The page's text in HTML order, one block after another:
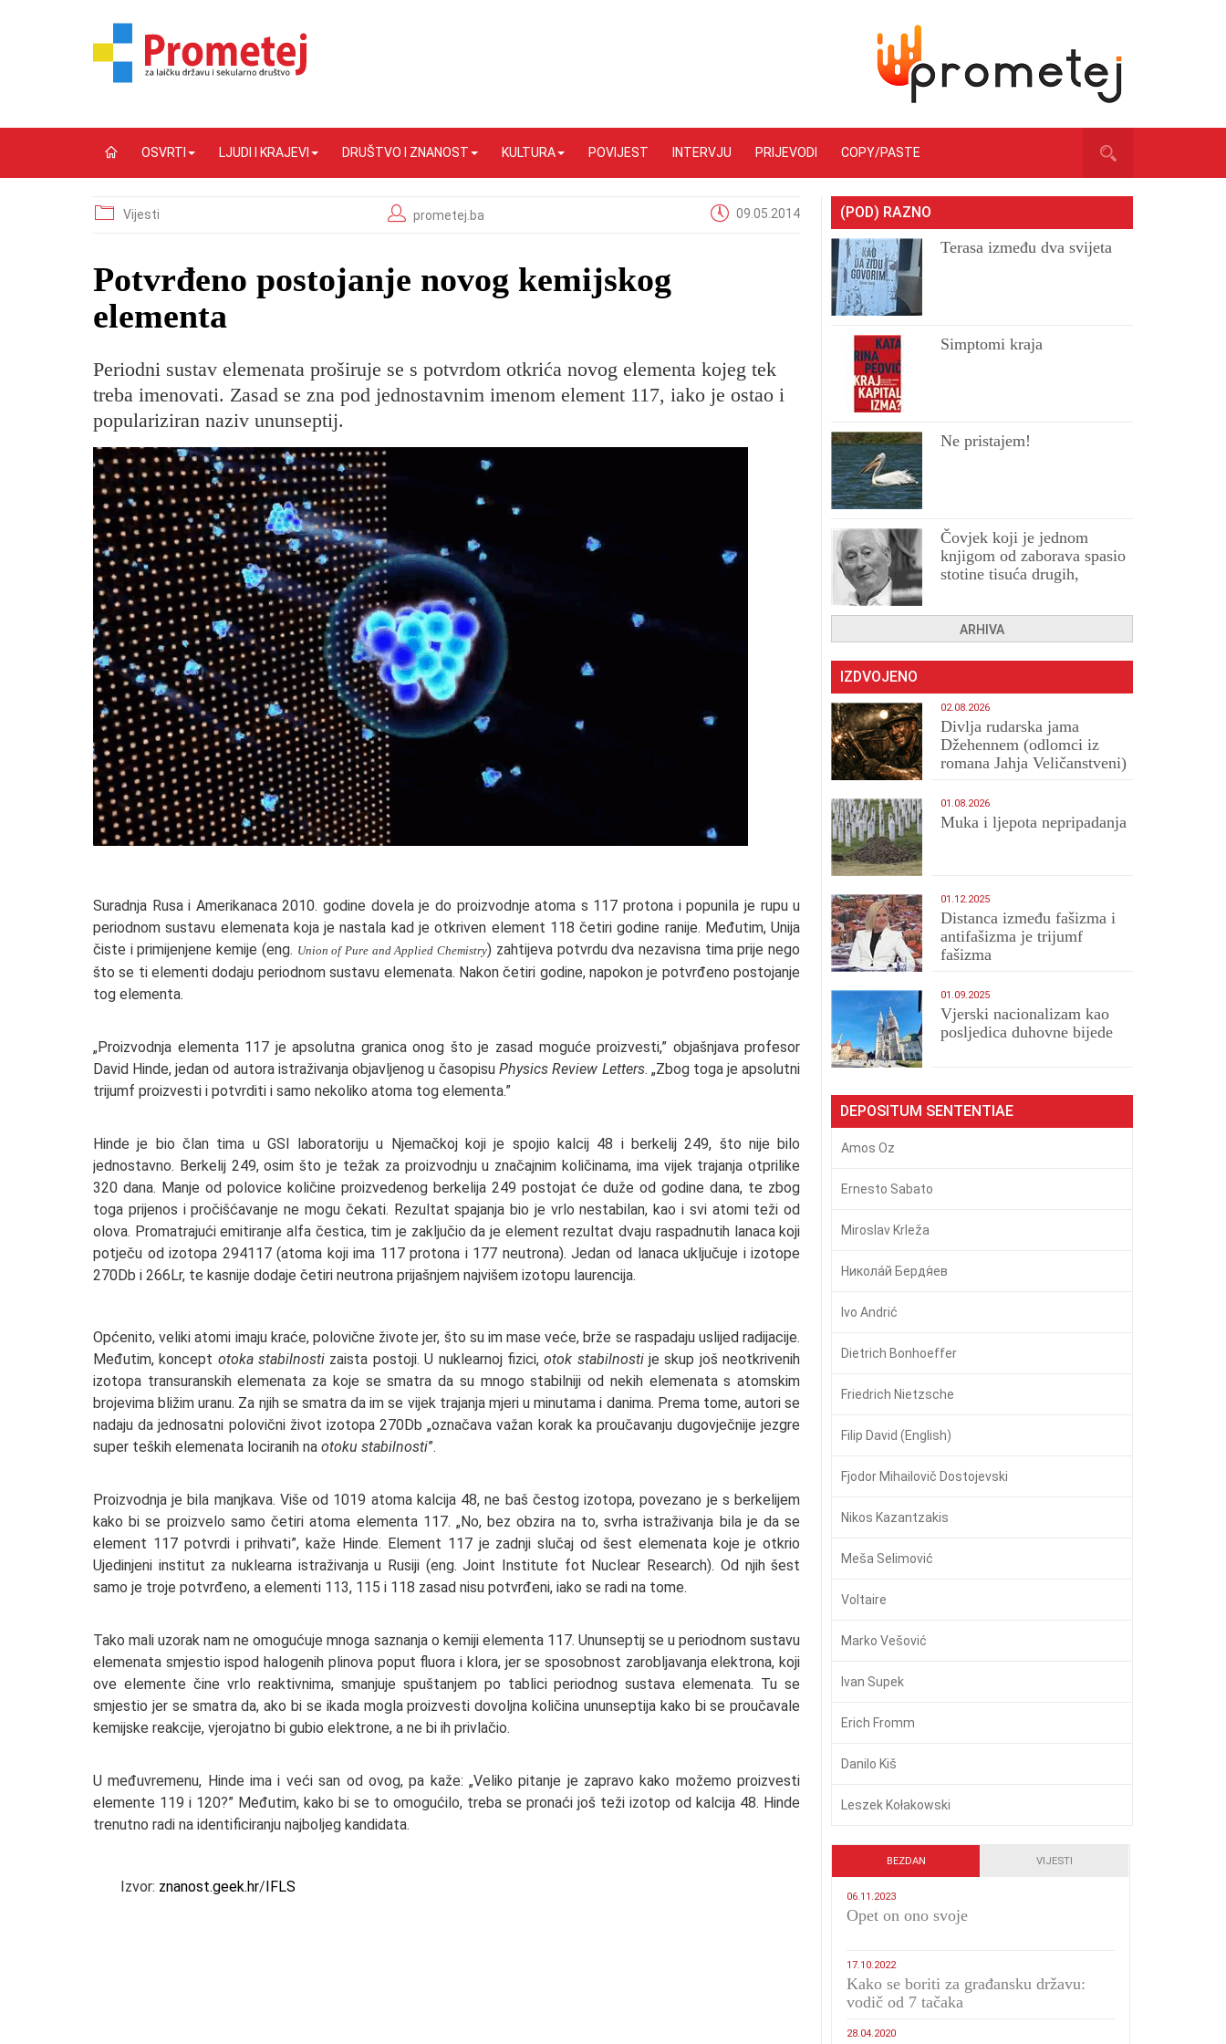
OSVRTI LJUDI I KRAJEVI DRUŠTVO I ZNANOST KULTURA POVIJEST INTERVJU PRIJEVODI COPY/PASTE
Vijesti prometej.ba 09.05.2014
Potvrđeno postojanje novog kemijskog
elementa
Periodni sustav elemenata proširuje se s potvrdom otkrića novog elementa kojeg tek
treba imenovati. Zasad se zna pod jednostavnim imenom element 117, iako je ostao i
populariziran naziv ununseptij.
Suradnja Rusa i Amerikanaca 2010. godine dovela je do proizvodnje atoma s 117 protona i popunila je rupu u
periodnom sustavu elemenata koja je nastala kad je otkriven element 118 četiri godine ranije. Međutim, Unija
čiste i primijenjene kemije (eng. Union of Pure and Applied Chemistry) zahtijeva potvrdu dva nezavisna tima prije nego
što se ti elementi dodaju periodnom sustavu elemenata. Nakon četiri godine, napokon je potvrđeno postojanje
tog elementa.
„Proizvodnja elementa 117 je apsolutna granica onog što je zasad moguće proizvesti,” objašnjava profesor
David Hinde, jedan od autora istraživanja objavljenog u časopisuPhysics Review Letters. „Zbog toga je apsolutni
trijumf proizvesti i potvrditi i samo nekoliko atoma tog elementa.”
Hinde je bio član tima u GSI laboratoriju u Njemačkoj koji je spojio kalcij 48 i berkelij 249, što nije bilo
jednostavno. Berkelij 249, osim što je težak za proizvodnju u značajnim količinama, ima vijek trajanja otprilike
320 dana. Manje od polovice količine proizvedenog berkelija 249 postojat će duže od godine dana, te zbog
toga prijenos i pročišćavanje ne mogu čekati. Rezultat spajanja bio je vrlo nestabilan, kao i svi atomi teži od
olova. Promatrajući emitiranje alfa čestica, tim je zaključio da je element rezultat dvaju raspadnutih lanaca koji
potječu od izotopa 294117 (atoma koji ima 117 protona i 177 neutrona). Jedan od lanaca uključuje i izotope
270Db i 266Lr, te kasnije dodaje četiri neutrona prijašnjem najvišem izotopu laurencija.
Općenito, veliki atomi imaju kraće, polovične živote jer, što su im mase veće, brže se raspadaju uslijed radijacije.
Međutim, koncept otoka stabilnosti zaista postoji. U nuklearnoj fizici,otok stabilnostije skup još neotkrivenih
izotopa transuranskih elemenata za koje se smatra da su mnogo stabilniji od nekih elemenata s atomskim
brojevima bližim uranu. Za njih se smatra da im se vijek trajanja mjeri u minutama i danima. Prema tome, autori se
nadaju da jednosatni polovični život izotopa 270Db „označava važan korak ka proučavanju dugovječnije jezgre
super teških elemenata lociranih na otoku stabilnosti”.
Proizvodnja je bila manjkava. Više od 1019 atoma kalcija 48, ne baš čestog izotopa, povezano je s berkelijem
kako bi se proizvelo samo četiri atoma elementa 117. „No, bez obzira na to, svrha istraživanja bila je da se
element 117 potvrdi i prihvati”, kaže Hinde. Element 117 je zadnji slučaj od šest elemenata koje je otkrio
Ujedinjeni institut za nuklearna istraživanja u Rusiji (eng. Joint Institute fot Nuclear Research). Od njih šest
samo je troje potvrđeno, a elementi 113, 115 i 118 zasad nisu potvrđeni, iako se radi na tome.
Tako mali uzorak nam ne omogućuje mnoga saznanja o kemiji elementa 117. Ununseptij se u periodnom sustavu
elemenata smjestio ispod halogenih plinova poput fluora i klora, jer se sposobnost zarobljavanja elektrona, koji
ove elemente čine vrlo reaktivnima, smanjuje spuštanjem po tablici periodnog sustava elemenata. Tu se
smjestio jer se smatra da, ako bi se ikada mogla proizvesti dovoljna količina ununseptija kako bi se proučavale
kemijske reakcije, vjerojatno bi gubio elektrone, a ne bi ih privlačio.
U međuvremenu, Hinde ima i veći san od ovog, pa kaže: „Veliko pitanje je zapravo kako možemo proizvesti
elemente 119 i 120?” Međutim, kako bi se to omogućilo, treba se pronaći još teži izotop od kalcija 48. Hinde
trenutno radi na identificiranju najboljeg kandidata.
Izvor: znanost.geek.hr/IFLS
(POD) RAZNO
Terasa između dva svijeta
Simptomi kraja
Ne pristajem!
Čovjek koji je jednom
knjigom od zaborava spasio
stotine tisuća drugih,
ARHIVA
IZDVOJENO
02.08.2026
Divlja rudarska jama
Džehennem (odlomci iz
romana Jahja Veličanstveni)
01.08.2026
Muka i ljepota nepripadanja
01.12.2025
Distanca između fašizma i
antifašizma je trijumf
fašizma
01.09.2025
​Vjerski nacionalizam kao
posljedica duhovne bijede
DEPOSITUM SENTENTIAE
Amos Oz
Ernesto Sabato
Miroslav Krleža
Никола́й Бердя́ев
Ivo Andrić
Dietrich Bonhoeffer
Friedrich Nietzsche
Filip David (English)
Fjodor Mihailovič Dostojevski
Nikos Kazantzakis
Meša Selimović
Voltaire
Marko Vešović
Ivan Supek
Erich Fromm
Danilo Kiš
Leszek Kołakowski
BEZDAN VIJESTI
06.11.2023
​Opet on ono svoje
17.10.2022
Kako se boriti za građansku državu:
vodič od 7 tačaka
28.04.2020